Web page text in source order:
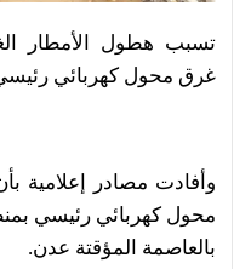
تسبب هطول الأمطار
غرق محول كهربائي
وأفادت مصادر إعلامية
بالعاصمة المؤقتة عدن.